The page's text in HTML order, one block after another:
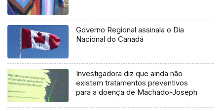
Governo Regional assinala o Dia
Nacional do Canadá
Investigadora diz que ainda não
existem tratamentos preventivos
para a doença de Machado-Joseph